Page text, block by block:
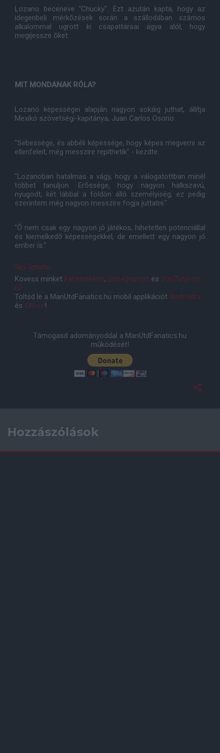
Lozano beceneve "Chucky". Ezt azután kapta, hogy az
idegenbeli mérkõzések során a szállodában számos
alkalommal ugrott ki csapattársai ágya alól, hogy
megijessze õket.
MIT MONDANAK RÓLA?
Lozano képességei alapján nagyon sokáig juthat, állítja
Mexikó szövetségi-kapitánya, Juan Carlos Osorio.
"Sebessége, és abbéli képessége, hogy képes megverni az
ellenfeleit, még messzire repíthetik" - kezdte.
"Lozanoban hatalmas a vágy, hogy a válogatottban minél
többet tanuljon. Erõssége, hogy nagyon halkszavú,
nyugodt, két lábbal a földön álló személyiség, ez pedig
szerintem még nagyon messzire fogja juttatni."
"Õ nem csak egy nagyon jó játékos, hihetetlen potenciállal
és kiemelkedõ képességekkel, de emellett egy nagyon jó
ember is."
Sky Sports
Kövess minket Facebookon, Instagramon és YouTube-on
is!
Töltsd le a ManUtdFanatics.hu mobil applikációt Androidra
és iOS-re!
Támogasd adományoddal a ManUtdFanatics.hu
működését!
Hozzászólások